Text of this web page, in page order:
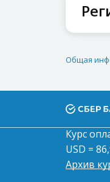
Общая
Курс
USD =
Архив